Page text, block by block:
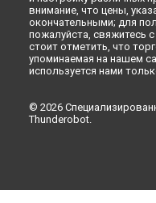
внимание, что цены,
окончательными; для
пожалуйста, свяжитесь
стоит отметить, что
упоминаемая на нашем
используется нами
© 2026
Thunderobot.